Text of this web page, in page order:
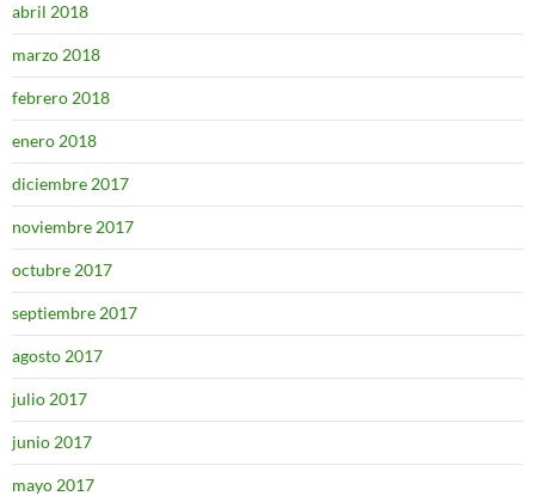
abril 2018
marzo 2018
febrero 2018
enero 2018
diciembre 2017
noviembre 2017
octubre 2017
septiembre 2017
agosto 2017
julio 2017
junio 2017
mayo 2017